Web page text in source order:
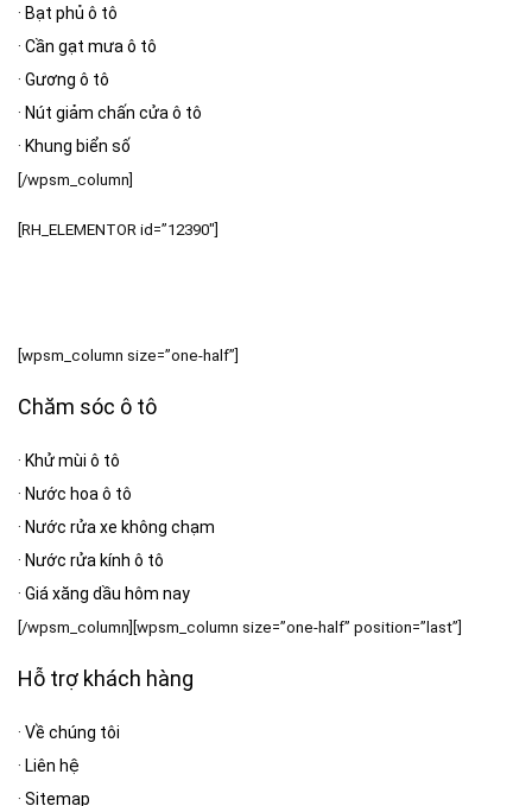
· Bạt phủ ô tô
· Cần gạt mưa ô tô
· Gương ô tô
· Nút giảm chấn cửa ô tô
· Khung biển số
[/wpsm_column]
[RH_ELEMENTOR id=”12390″]
[wpsm_column size=”one-half”]
Chăm sóc ô tô
· Khử mùi ô tô
· Nước hoa ô tô
· Nước rửa xe không chạm
· Nước rửa kính ô tô
· Giá xăng dầu hôm nay
[/wpsm_column][wpsm_column size=”one-half” position=”last”]
Hỗ trợ khách hàng
· Về chúng tôi
· Liên hệ
· Sitemap